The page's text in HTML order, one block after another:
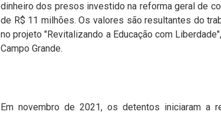
dinheiro dos presos investido na reforma geral de
de R$ 11 milhões. Os valores são resultantes do
no projeto "Revitalizando a Educação com
Campo Grande.
Em novembro de 2021, os detentos iniciaram a